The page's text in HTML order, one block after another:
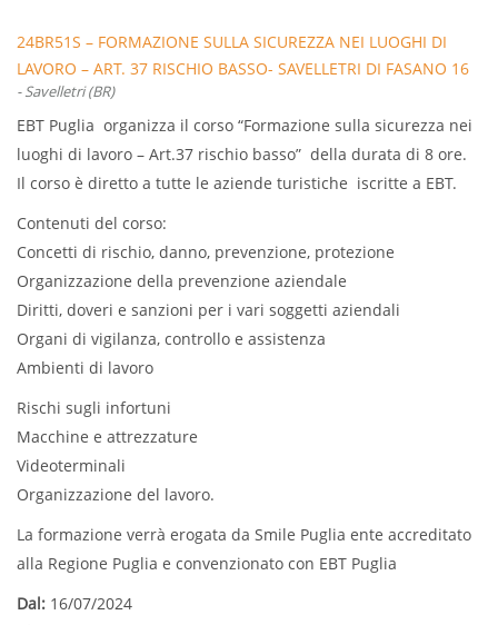
24BR51S – FORMAZIONE SULLA SICUREZZA NEI LUOGHI DI
LAVORO – ART. 37 RISCHIO BASSO- SAVELLETRI DI FASANO 16
E 19 LUGLIO 2024
- Savelletri (BR)
EBT Puglia organizza il corso “Formazione sulla sicurezza nei
luoghi di lavoro – Art.37 rischio basso” della durata di 8 ore.
Il corso è diretto a tutte le aziende turistiche iscritte a EBT.
Contenuti del corso:
Concetti di rischio, danno, prevenzione, protezione
Organizzazione della prevenzione aziendale
Diritti, doveri e sanzioni per i vari soggetti aziendali
Organi di vigilanza, controllo e assistenza
Ambienti di lavoro
Rischi sugli infortuni
Macchine e attrezzature
Videoterminali
Organizzazione del lavoro.
La formazione verrà erogata da Smile Puglia ente accreditato
alla Regione Puglia e convenzionato con EBT Puglia
Dal: 16/07/2024